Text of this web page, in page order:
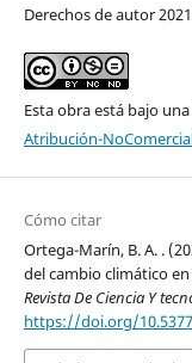
Derechos de autor
Esta obra está bajo
Atribución-
Cómo citar
Ortega-Marín, B. A. .
del cambio climático
Revista De Ciencia Y
https://doi.org/